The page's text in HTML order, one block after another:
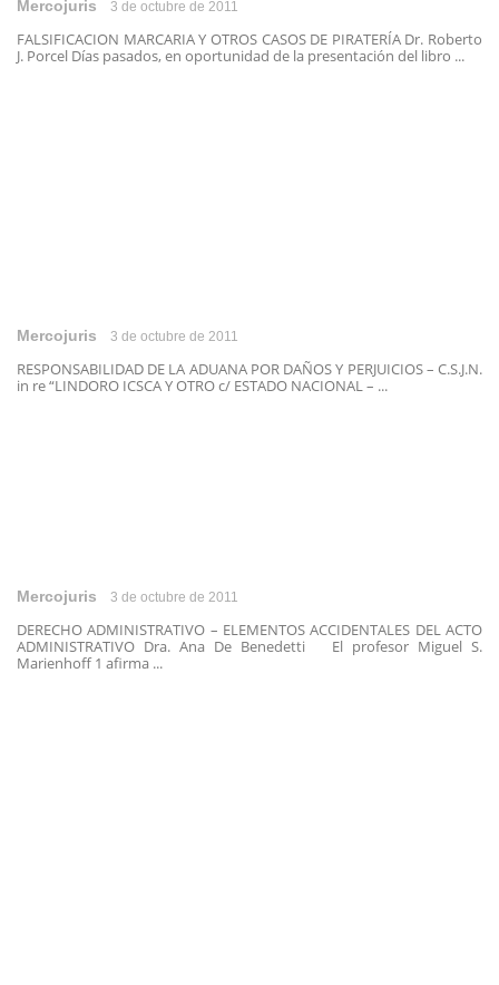
Mercojuris 3 de octubre de 2011
FALSIFICACION MARCARIA Y OTROS CASOS DE PIRATERÍA Dr. Roberto
J. Porcel Días pasados, en oportunidad de la presentación del libro ...
Mercojuris 3 de octubre de 2011
RESPONSABILIDAD DE LA ADUANA POR DAÑOS Y PERJUICIOS – C.S.J.N.
in re “LINDORO ICSCA Y OTRO c/ ESTADO NACIONAL – ...
Mercojuris 3 de octubre de 2011
DERECHO ADMINISTRATIVO – ELEMENTOS ACCIDENTALES DEL ACTO
ADMINISTRATIVO Dra. Ana De Benedetti El profesor Miguel S.
Marienhoff 1 afirma ...